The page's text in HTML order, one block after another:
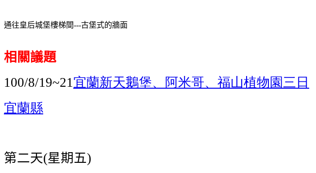
通往皇后城堡樓梯間---古堡式的牆面
相關議題
100/8/19~21 宜蘭新天鵝堡、阿米哥、福山植物園三日
宜蘭縣
第二天(星期五)